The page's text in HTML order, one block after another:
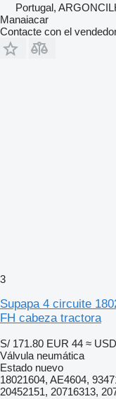
Portugal,
Manaiacar
Contacte con el
3
Supapa 4 circuite
FH cabeza tractora
S/ 171.80 EUR 44 ≈
Válvula neumática
Estado nuevo
18021604, AE4604,
20452151, 20716313,